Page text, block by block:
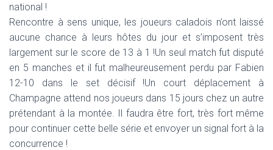
national !
Rencontre à sens unique, les joueurs caladois n’ont laissé
aucune chance à leurs hôtes du jour et s’imposent très
largement sur le score de 13 à 1 !Un seul match fut disputé
en 5 manches et il fut malheureusement perdu par Fabien
12-10 dans le set décisif !Un court déplacement à
Champagne attend nos joueurs dans 15 jours chez un autre
prétendant à la montée. Il faudra être fort, très fort même
pour continuer cette belle série et envoyer un signal fort à la
concurrence !